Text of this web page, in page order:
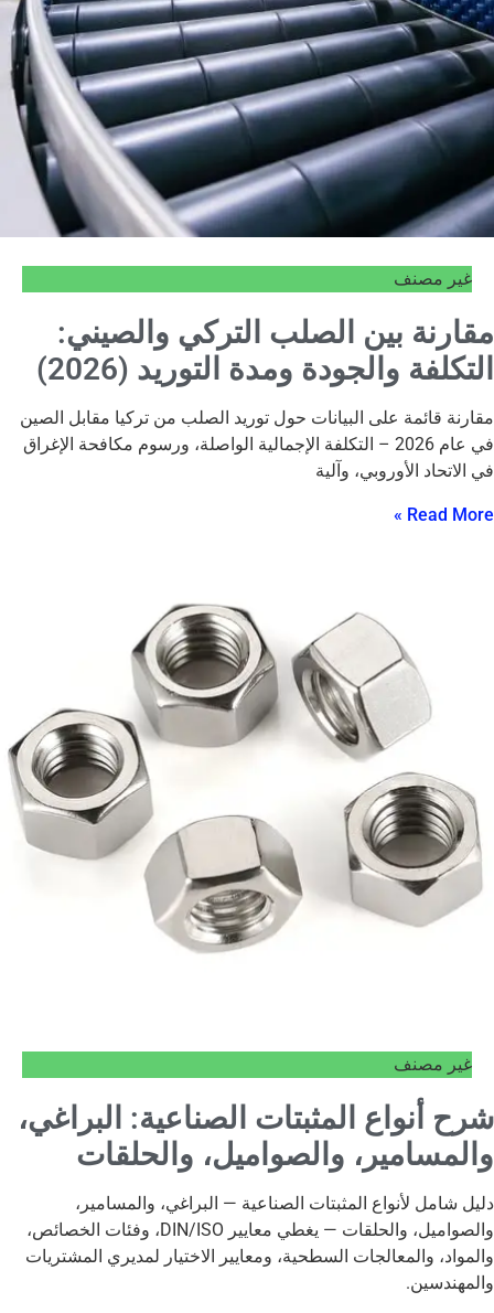
غير مصنف
مقارنة بين الصلب التركي والصيني:
التكلفة والجودة ومدة التوريد (2026)
مقارنة قائمة على البيانات حول توريد الصلب من تركيا مقابل الصين
في عام 2026 – التكلفة الإجمالية الواصلة، ورسوم مكافحة الإغراق
في الاتحاد الأوروبي، وآلية
Read More »
غير مصنف
شرح أنواع المثبتات الصناعية: البراغي،
والمسامير، والصواميل، والحلقات
دليل شامل لأنواع المثبتات الصناعية — البراغي، والمسامير،
والصواميل، والحلقات — يغطي معايير DIN/ISO، وفئات الخصائص،
والمواد، والمعالجات السطحية، ومعايير الاختيار لمديري المشتريات
والمهندسين.